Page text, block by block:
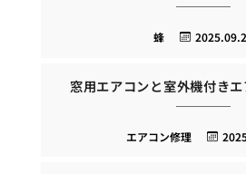
蜂
窓用エアコンと室外機付き
エアコン修理